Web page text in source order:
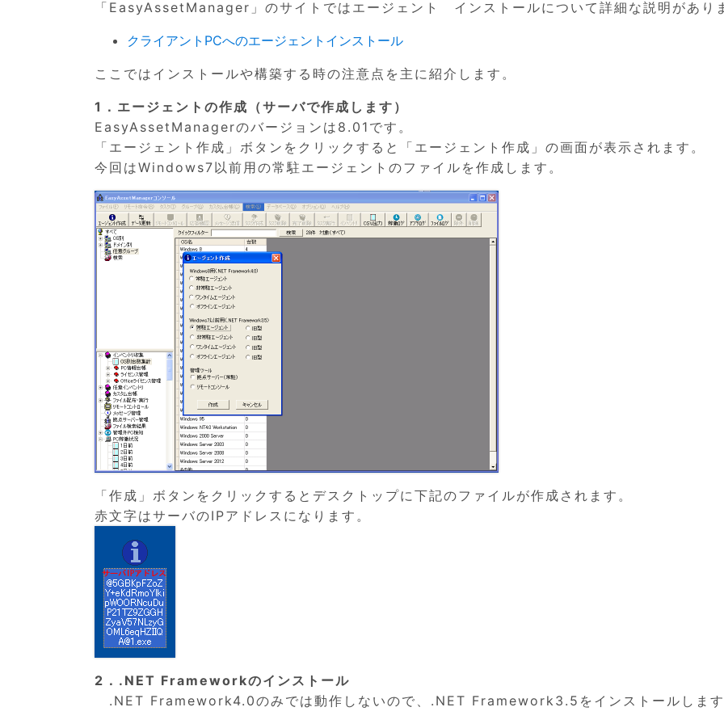
「EasyAssetManager」のサイトではエージェント インストールについて詳細な説明があり
クライアントPCへのエージェントインストール
ここではインストールや構築する時の注意点を主に紹介します。
1．エージェントの作成（サーバで作成します）
EasyAssetManagerのバージョンは8.01です。
「エージェント作成」ボタンをクリックすると「エージェント作成」の画面が表示されます。
今回はWindows7以前用の常駐エージェントのファイルを作成します。
「作成」ボタンをクリックするとデスクトップに下記のファイルが作成されます。
赤文字はサーバのIPアドレスになります。
2．.NET Frameworkのインストール
.NET Framework4.0のみでは動作しないので、.NET Framework3.5をインストールしま